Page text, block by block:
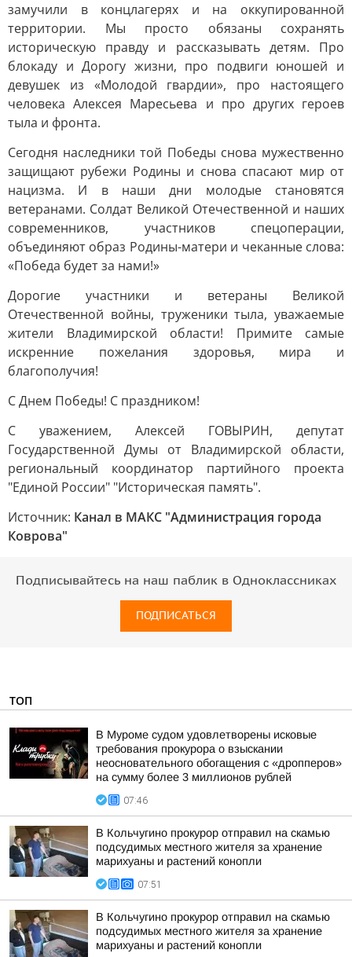
замучили в концлагерях и на оккупированной
территории. Мы просто обязаны сохранять
историческую правду и рассказывать детям. Про
блокаду и Дорогу жизни, про подвиги юношей и
девушек из «Молодой гвардии», про настоящего
человека Алексея Маресьева и про других героев
тыла и фронта.
Сегодня наследники той Победы снова мужественно
защищают рубежи Родины и снова спасают мир от
нацизма. И в наши дни молодые становятся
ветеранами. Солдат Великой Отечественной и наших
современников, участников спецоперации,
объединяют образ Родины-матери и чеканные слова:
«Победа будет за нами!»
Дорогие участники и ветераны Великой
Отечественной войны, труженики тыла, уважаемые
жители Владимирской области! Примите самые
искренние пожелания здоровья, мира и
благополучия!
С Днем Победы! С праздником!
С уважением, Алексей ГОВЫРИН, депутат
Государственной Думы от Владимирской области,
региональный координатор партийного проекта
"Единой России" "Историческая память".
Источник: Канал в МАКС "Администрация города
Коврова"
Подписывайтесь на наш паблик в Одноклассниках
ПОДПИСАТЬСЯ
ТОП
В Муроме судом удовлетворены исковые
требования прокурора о взыскании
неосновательного обогащения с «дропперов»
на сумму более 3 миллионов рублей
07:46
В Кольчугино прокурор отправил на скамью
подсудимых местного жителя за хранение
марихуаны и растений конопли
07:51
В Кольчугино прокурор отправил на скамью
подсудимых местного жителя за хранение
марихуаны и растений конопли